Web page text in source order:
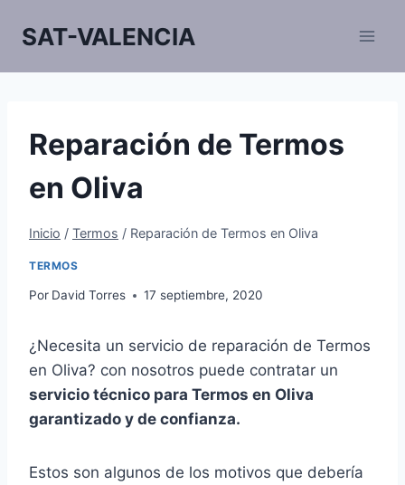
SAT-VALENCIA
Reparación de Termos
en Oliva
Inicio / Termos / Reparación de Termos en Oliva
TERMOS
Por David Torres 17 septiembre, 2020
¿Necesita un servicio de reparación de Termos
en Oliva? con nosotros puede contratar un
servicio técnico para Termos en Oliva
garantizado y de confianza.
Estos son algunos de los motivos que debería